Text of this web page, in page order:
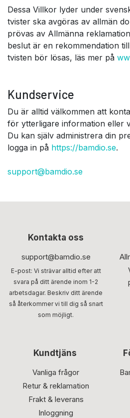
Dessa Villkor lyder under
tvister ska avgöras av allmän
prövas av Allmänna
beslut är en rekommendation
tvisten bör lösas, läs mer på
Kundservice
Du är alltid välkommen att
för ytterligare information eller
Du kan själv administrera din
logga in på https://bamdio.se.
support@bamdio.se
Kontakta oss
support@bamdio.se
E-post: Vi strävar alltid efter att
svara på ditt ärende inom 1-2
arbetsdagar. Beskriv ditt ärende
så återkommer vi till dig så snart
som möjligt.
Kundtjäns
Vanliga frågor
Retur & reklamation
Frakt & leverans
Inloggning